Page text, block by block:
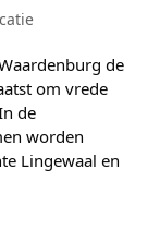
de
om vrede
de
worden
Lingewaal en